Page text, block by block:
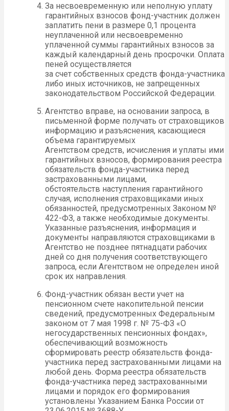
За несвоевременную или неполную уплату
гарантийных взносов фонд-участник должен
заплатить пени в размере 0,1 процента
неуплаченной или несвоевременно
уплаченной суммы гарантийных взносов за
каждый календарный день просрочки. Оплата
пеней осуществляется
за счет собственных средств фонда-участника
либо иных источников, не запрещенных
законодательством Российской Федерации.
Агентство вправе, на основании запроса, в
письменной форме получать от страховщиков
информацию и разъяснения, касающиеся
объема гарантируемых
Агентством средств, исчисления и уплаты ими
гарантийных взносов, формирования реестра
обязательств фонда-участника перед
застрахованными лицами,
обстоятельств наступления гарантийного
случая, исполнения страховщиками иных
обязанностей, предусмотренных Законом №
422-ФЗ, а также необходимые документы.
Указанные разъяснения, информация и
документы направляются страховщиками в
Агентство не позднее пятнадцати рабочих
дней со дня получения соответствующего
запроса, если Агентством не определен иной
срок их направления.
Фонд-участник обязан вести учет на
пенсионном счете накопительной пенсии
сведений, предусмотренных Федеральным
законом от 7 мая 1998 г. № 75-ФЗ «О
негосударственных пенсионных фондах»,
обеспечивающий возможность
сформировать реестр обязательств фонда-
участника перед застрахованными лицами на
любой день. Форма реестра обязательств
фонда-участника перед застрахованными
лицами и порядок его формирования
установлены Указанием Банка России от